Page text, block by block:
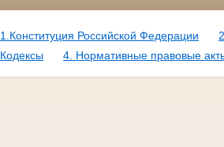
1.Конституция Российской Федерации
Кодексы
4. Нормативные правовые